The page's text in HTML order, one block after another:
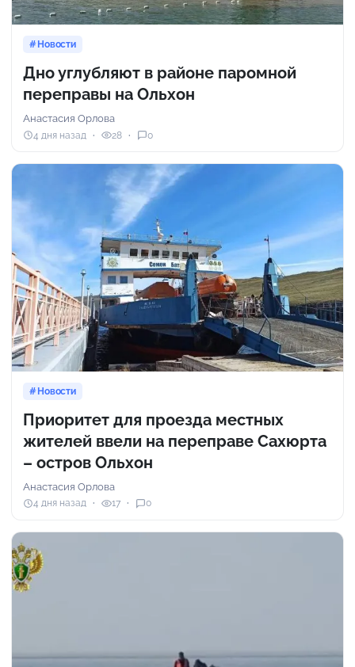
Новости
Дно углубляют в районе паромной
переправы на Ольхон
Анастасия Орлова
4 дня назад 28 0
Новости
Приоритет для проезда местных
жителей ввели на переправе Сахюрта
– остров Ольхон
Анастасия Орлова
4 дня назад 17 0